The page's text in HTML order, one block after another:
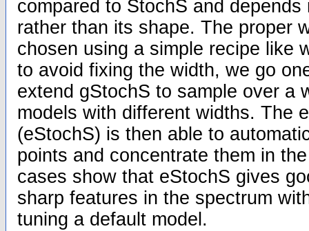
compared to StochS and
rather than its shape. The proper
chosen using a simple recipe like
to avoid fixing the width, we go
extend gStochS to sample over a
models with different widths. The
(eStochS) is then able to
points and concentrate them in
cases show that eStochS gives
sharp features in the spectrum
tuning a default model.